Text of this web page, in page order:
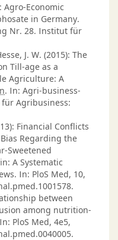
Agro-Economic
in Germany.
Nr. 28. Institut für
J. W. (2015): The
Till-age as a
Agriculture: A
. In: Agri-business-
Agribusiness:
Financial Conflicts
Regarding the
Sweetened
A Systematic
In: PloS Med, 10,
between
among nutrition-
PloS Med, 4e5,